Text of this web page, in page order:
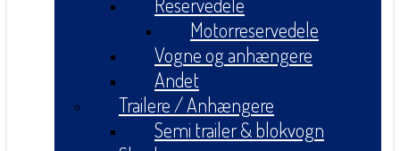
Motorreservedele
Vogne og anhængere
Andet
Trailere / Anhængere
Semi trailer & blokvogn